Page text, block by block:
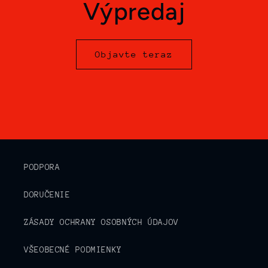
Výpredaj
Objavte teraz
PODPORA
DORUČENIE
ZÁSADY OCHRANY OSOBNÝCH ÚDAJOV
VŠEOBECNÉ PODMIENKY